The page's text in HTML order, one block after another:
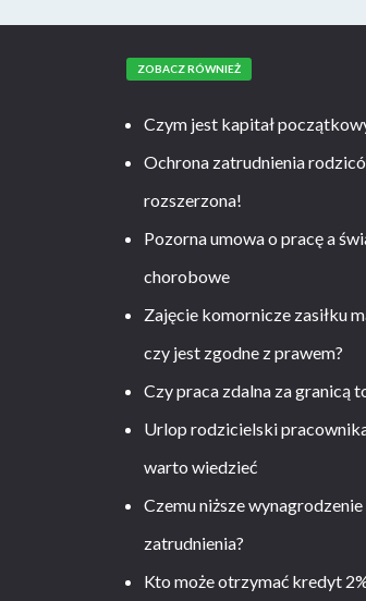
ZOBACZ RÓWNIEŻ
Czym jest kapitał
Ochrona zatrudnienia
rozszerzona!
Pozorna umowa o pracę a
chorobowe
Zajęcie komornicze zasiłku
czy jest zgodne z prawem?
Czy praca zdalna za granicą
Urlop rodzicielski
warto wiedzieć
Czemu niższe
zatrudnienia?
Kto może otrzymać kredyt